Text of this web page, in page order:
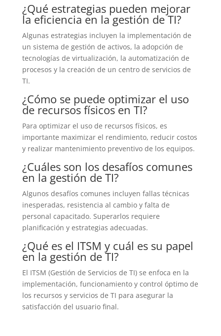
¿Qué estrategias pueden mejorar
la eficiencia en la gestión de TI?
Algunas estrategias incluyen la implementación de
un sistema de gestión de activos, la adopción de
tecnologías de virtualización, la automatización de
procesos y la creación de un centro de servicios de
TI.
¿Cómo se puede optimizar el uso
de recursos físicos en TI?
Para optimizar el uso de recursos físicos, es
importante maximizar el rendimiento, reducir costos
y realizar mantenimiento preventivo de los equipos.
¿Cuáles son los desafíos comunes
en la gestión de TI?
Algunos desafíos comunes incluyen fallas técnicas
inesperadas, resistencia al cambio y falta de
personal capacitado. Superarlos requiere
planificación y estrategias adecuadas.
¿Qué es el ITSM y cuál es su papel
en la gestión de TI?
El ITSM (Gestión de Servicios de TI) se enfoca en la
implementación, funcionamiento y control óptimo de
los recursos y servicios de TI para asegurar la
satisfacción del usuario final.